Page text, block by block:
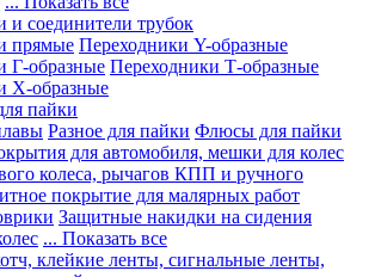
и соединители трубок
прямые Переходники Y-образные
Г-образные Переходники Т-образные
Х-образные
пайки
Разное для пайки Флюсы для пайки
для автомобиля, мешки для колес
колеса, рычагов КПП и ручного
покрытие для малярных работ
Защитные накидки на сидения
... Показать все
клейкие ленты, сигнальные ленты,